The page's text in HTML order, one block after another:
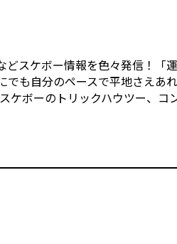
スケボー情報を色々発信！
も自分のペースで平地さえ
ケボーのトリックハウツー、